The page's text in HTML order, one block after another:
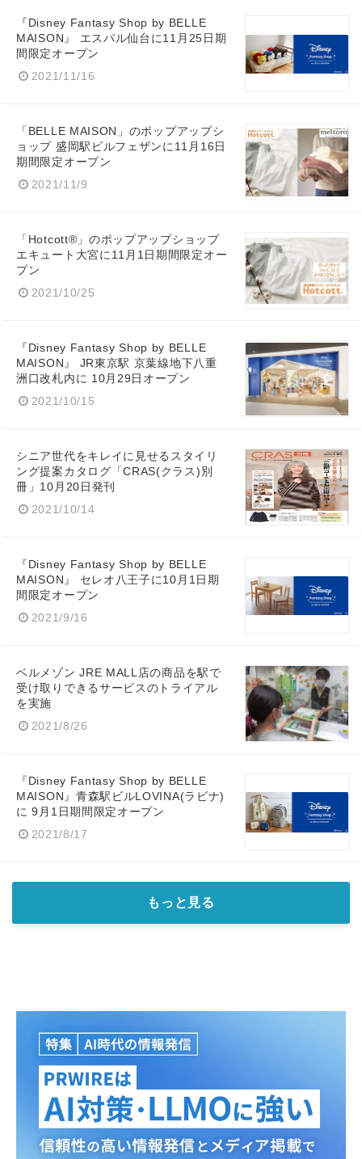
『Disney Fantasy Shop by BELLE
MAISON』 エスパル仙台に11月25日期
間限定オープン
2021/11/16
「BELLE MAISON」のポップアップシ
ョップ 盛岡駅ビルフェザンに11月16日
期間限定オープン
2021/11/9
「Hotcott®」のポップアップショップ
エキュート大宮に11月1日期間限定オー
プン
2021/10/25
『Disney Fantasy Shop by BELLE
MAISON』 JR東京駅 京葉線地下八重
洲口改札内に 10月29日オープン
2021/10/15
シニア世代をキレイに見せるスタイリ
ング提案カタログ「CRAS(クラス)別
冊」10月20日発刊
2021/10/14
『Disney Fantasy Shop by BELLE
MAISON』 セレオ八王子に10月1日期
間限定オープン
2021/9/16
ベルメゾン JRE MALL店の商品を駅で
受け取りできるサービスのトライアル
を実施
2021/8/26
『Disney Fantasy Shop by BELLE
MAISON』青森駅ビルLOVINA(ラビナ)
に 9月1日期間限定オープン
2021/8/17
もっと見る
English